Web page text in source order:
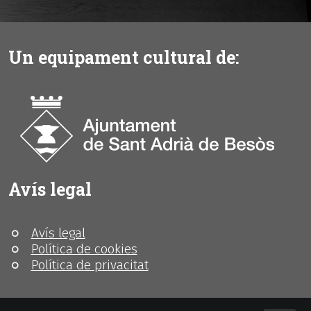
Un equipament cultural de:
Avís legal
Avís legal
Política de cookies
Política de privacitat